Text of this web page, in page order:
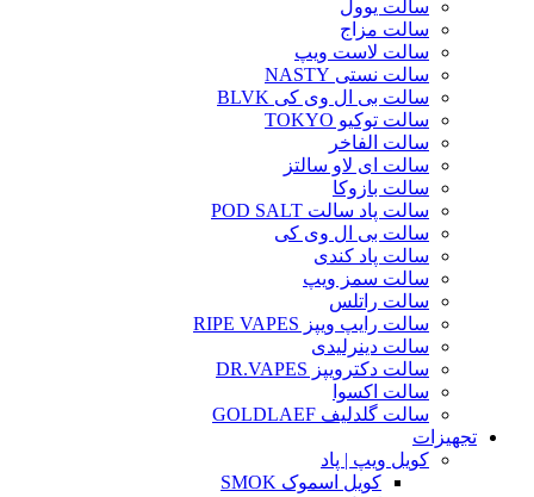
سالت یوول
سالت مزاج
سالت لاست ویپ
سالت نستی NASTY
سالت بی ال وی کی BLVK
سالت توکیو TOKYO
سالت الفاخر
سالت ای لاو سالتز
سالت بازوکا
سالت پاد سالت POD SALT
سالت بی ال وی کی
سالت پاد کندی
سالت سمز ویپ
سالت راتلس
سالت رایپ ویپز RIPE VAPES
سالت دینرلیدی
سالت دکترویپز DR.VAPES
سالت اکسوا
سالت گلدلیف GOLDLAEF
تجهیزات
کویل ویپ | پاد
کویل اسموک SMOK